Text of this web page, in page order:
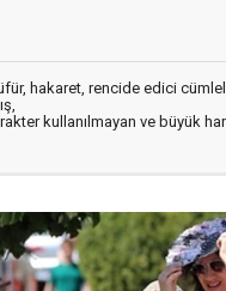
hakaret, rencide edici
kullanılmayan ve büyük